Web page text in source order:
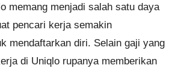
memang menjadi salah satu daya
pencari kerja semakin
mendaftarkan diri. Selain gaji yang
di Uniqlo rupanya memberikan